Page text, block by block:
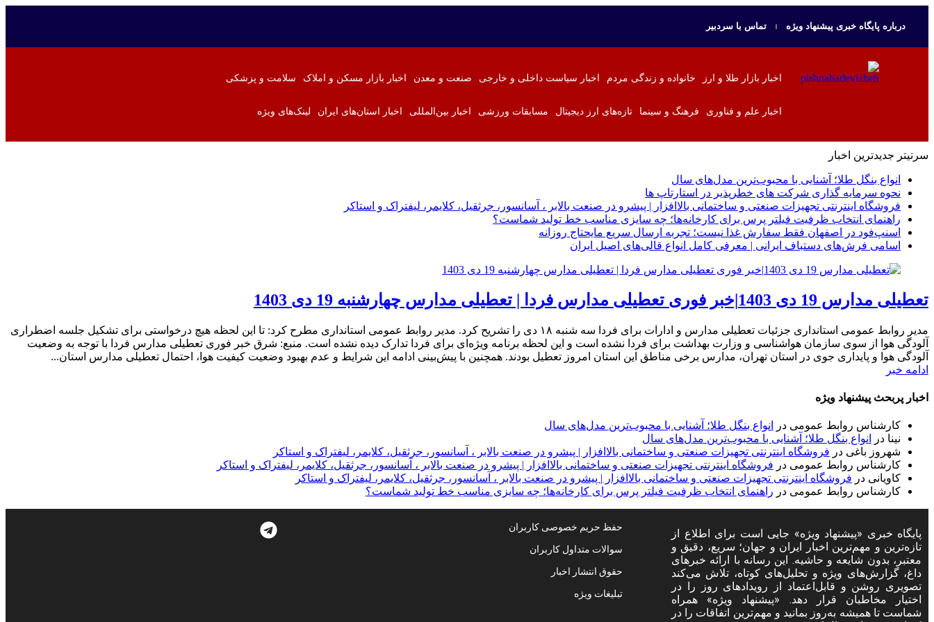
درباره پایگاه خبری پیشنهاد ویژه تماس با سردبیر
اخبار بازار طلا و ارز خانواده و زندگی مردم اخبار سیاست داخلی و خارجی صنعت و معدن اخبار بازار مسکن و املاک سلامت و پزشکی
اخبار علم و فناوری فرهنگ و سینما تازه‌های ارز دیجیتال مسابقات ورزشی اخبار بین‌المللی اخبار استان‌های ایران لینک‌های ویژه
سرتیتر جدیدترین اخبار
انواع بنگل طلا؛ آشنایی با محبوب‌ترین مدل‌های سال
نحوه سرمایه‌ گذاری شرکت‌ های خطرپذیر در استارتاپ ها
فروشگاه اینترنتی تجهیزات صنعتی و ساختمانی بالاافزار | پیشرو در صنعت بالابر ، آسانسور، جرثقیل، کلایمر، لیفتراک و استاکر
راهنمای انتخاب ظرفیت فیلتر پرس برای کارخانه‌ها؛ چه سایزی مناسب خط تولید شماست؟
اسنپ‌فود در اصفهان فقط سفارش غذا نیست؛ تجربه ارسال سریع مایحتاج روزانه
اسامی فرش‌های دستباف ایرانی | معرفی کامل انواع قالی‌های اصیل ایران
تعطیلی مدارس 19 دی 1403|خبر فوری تعطیلی مدارس فردا | تعطیلی مدارس چهارشنبه 19 دی 1403
مدیر روابط عمومی استانداری جزئیات تعطیلی مدارس و ادارات برای فردا سه شنبه ۱۸ دی را تشریح کرد. مدیر روابط عمومی استانداری مطرح کرد: تا این لحظه هیچ درخواستی برای تشکیل جلسه اضطراری
آلودگی هوا از سوی سازمان هواشناسی و وزارت بهداشت برای فردا نشده است و این لحظه برنامه ویژه‌ای برای فردا تدارک دیده نشده است. منبع: شرق خبر فوری تعطیلی مدارس فردا با توجه به وضعیت
آلودگی هوا و پایداری جوی در استان تهران، مدارس برخی مناطق این استان امروز تعطیل بودند. همچنین با پیش‌بینی ادامه این شرایط و عدم بهبود وضعیت کیفیت هوا، احتمال تعطیلی مدارس استان...
ادامه خبر
اخبار پربحث پیشنهاد ویژه
کارشناس روابط عمومی در
انواع بنگل طلا؛ آشنایی با محبوب‌ترین مدل‌های سال
نینا در
انواع بنگل طلا؛ آشنایی با محبوب‌ترین مدل‌های سال
شهروز باغی در فروشگاه اینترنتی تجهیزات صنعتی و ساختمانی بالاافزار | پیشرو در صنعت بالابر ، آسانسور، جرثقیل، کلایمر، لیفتراک و استاکر
کارشناس روابط عمومی در فروشگاه اینترنتی تجهیزات صنعتی و ساختمانی بالاافزار | پیشرو در صنعت بالابر ، آسانسور، جرثقیل، کلایمر، لیفتراک و استاکر
کاویانی در فروشگاه اینترنتی تجهیزات صنعتی و ساختمانی بالاافزار | پیشرو در صنعت بالابر ، آسانسور، جرثقیل، کلایمر، لیفتراک و استاکر
کارشناس روابط عمومی در راهنمای انتخاب ظرفیت فیلتر پرس برای کارخانه‌ها؛ چه سایزی مناسب خط تولید شماست؟
پایگاه خبری «پیشنهاد ویژه» جایی است برای اطلاع از
تازه‌ترین و مهم‌ترین اخبار ایران و جهان؛ سریع، دقیق و
معتبر، بدون شایعه و حاشیه. این رسانه با ارائه خبرهای
داغ، گزارش‌های ویژه و تحلیل‌های کوتاه، تلاش می‌کند
تصویری روشن و قابل‌اعتماد از رویدادهای روز را در
اختیار مخاطبان قرار دهد. «پیشنهاد ویژه» همراه
شماست تا همیشه به‌روز بمانید و مهم‌ترین اتفاقات را در
حفظ حریم خصوصی کاربران
سوالات متداول کاربران
حقوق انتشار اخبار
تبلیغات ویژه